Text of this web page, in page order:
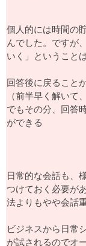
個人的には時間の
んでした。ですが
いく」ということ
回答後に戻ること
（前半早く解いて
でもその分、回答
ができる
日常的な会話も、
つけておく必要が
法よりもやや会話
ビジネスから日常
が試されるのでオ